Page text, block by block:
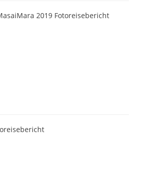
2019 Fotoreisebericht